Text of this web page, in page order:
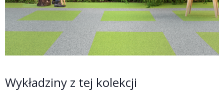
Wykładziny z tej kolekcji